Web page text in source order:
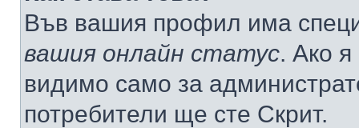
Във вашия профил има
вашия онлайн статус. Ако
видимо само за
потребители ще сте Скрит.